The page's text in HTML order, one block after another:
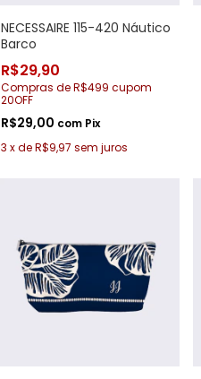
NECESSAIRE 115-420 Náutico
Barco
R$29,90
Compras de R$499 cupom
20OFF
R$29,00 com Pix
3 xdeR$9,97 sem juros